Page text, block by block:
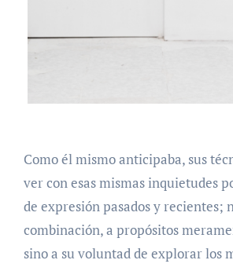
Como él mismo anticipaba, sus
ver con esas mismas inquietudes
de expresión pasados y recientes;
combinación, a propósitos
sino a su voluntad de explorar los